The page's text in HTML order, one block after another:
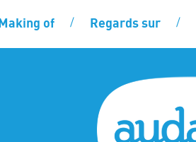
Making of Regards sur